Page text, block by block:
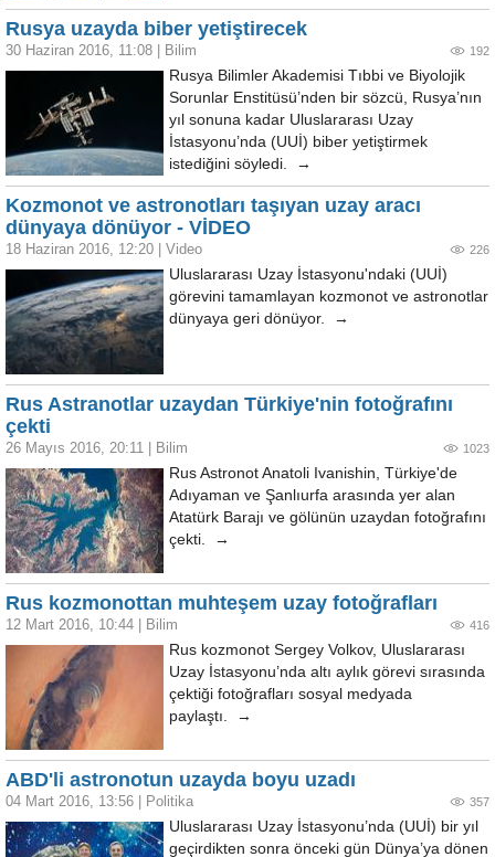
Rusya uzayda biber yetiştirecek
30 Haziran 2016, 11:08 Bilim 192
Rusya Bilimler Akademisi Tıbbi ve Biyolojik
Sorunlar Enstitüsü’nden bir sözcü, Rusya’nın
yıl sonuna kadar Uluslararası Uzay
İstasyonu’nda (UUİ) biber yetiştirmek
istediğini söyledi. →
Kozmonot ve astronotları taşıyan uzay aracı
dünyaya dönüyor - VİDEO
18 Haziran 2016, 12:20 Video 226
Uluslararası Uzay İstasyonu'ndaki (UUİ)
görevini tamamlayan kozmonot ve astronotlar
dünyaya geri dönüyor. →
Rus Astranotlar uzaydan Türkiye'nin fotoğrafını
çekti
26 Mayıs 2016, 20:11 Bilim 1023
Rus Astronot Anatoli Ivanishin, Türkiye'de
Adıyaman ve Şanlıurfa arasında yer alan
Atatürk Barajı ve gölünün uzaydan fotoğrafını
çekti. →
Rus kozmonottan muhteşem uzay fotoğrafları
12 Mart 2016, 10:44 Bilim 416
Rus kozmonot Sergey Volkov, Uluslararası
Uzay İstasyonu’nda altı aylık görevi sırasında
çektiği fotoğrafları sosyal medyada
paylaştı. →
ABD'li astronotun uzayda boyu uzadı
04 Mart 2016, 13:56 Politika 357
Uluslararası Uzay İstasyonu’nda (UUİ) bir yıl
geçirdikten sonra önceki gün Dünya’ya dönen